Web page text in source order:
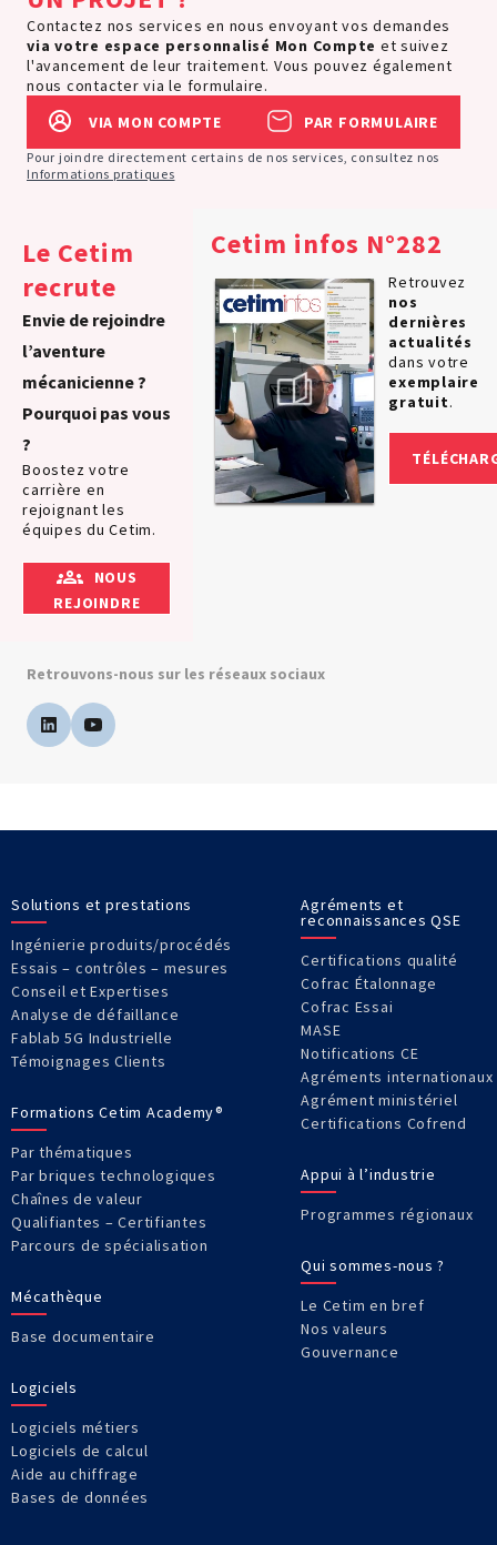
Contactez nos services en nous envoyant vos demandes
via votre espace personnalisé Mon Compte et suivez
l'avancement de leur traitement. Vous pouvez également
nous contacter via le formulaire.
VIA MON COMPTE
PAR FORMULAIRE
Pour joindre directement certains de nos services, consultez nos
Informations pratiques
Cetim infos N°282
Retrouvez
nos
dernières
actualités
dans votre
exemplaire
gratuit.
Le Cetim
recrute
Envie de rejoindre
l’aventure
mécanicienne ?
Pourquoi pas vous
?
Boostez votre
carrière en
rejoignant les
équipes du Cetim.
NOUS
REJOINDRE
Retrouvons-nous sur les réseaux sociaux
Solutions et prestations
Ingénierie produits/procédés
Essais – contrôles – mesures
Conseil et Expertises
Analyse de défaillance
Fablab 5G Industrielle
Témoignages Clients
Formations Cetim Academy®
Par thématiques
Par briques technologiques
Chaînes de valeur
Qualifiantes – Certifiantes
Parcours de spécialisation
Mécathèque
Base documentaire
Logiciels
Logiciels métiers
Logiciels de calcul
Aide au chiffrage
Bases de données
Agréments et
reconnaissances QSE
Certifications qualité
Cofrac Étalonnage
Cofrac Essai
MASE
Notifications CE
Agréments internationaux
Agrément ministériel
Certifications Cofrend
Appui à l’industrie
Programmes régionaux
Qui sommes-nous ?
Le Cetim en bref
Nos valeurs
Gouvernance